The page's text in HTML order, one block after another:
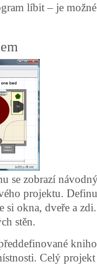
líbit – je
se zobrazí
projektu.
si okna, dveře a
stěn.
Celý